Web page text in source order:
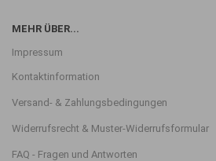
MEHR ÜBER...
Impressum
Kontaktinformation
Versand- & Zahlungsbedingungen
Widerrufsrecht & Muster-Widerrufsformular
FAQ - Fragen und Antworten